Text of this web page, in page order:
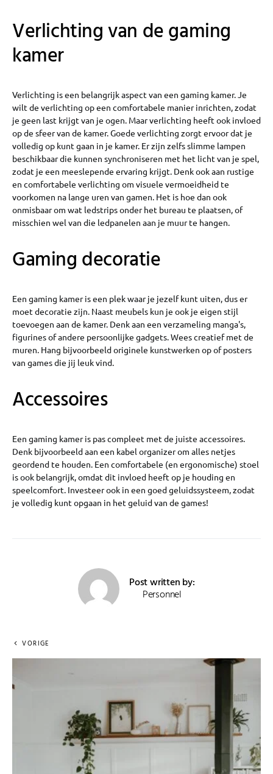
Verlichting van de gaming
kamer
Verlichting is een belangrijk aspect van een gaming kamer. Je
wilt de verlichting op een comfortabele manier inrichten, zodat
je geen last krijgt van je ogen. Maar verlichting heeft ook invloed
op de sfeer van de kamer. Goede verlichting zorgt ervoor dat je
volledig op kunt gaan in je kamer. Er zijn zelfs slimme lampen
beschikbaar die kunnen synchroniseren met het licht van je spel,
zodat je een meeslepende ervaring krijgt. Denk ook aan rustige
en comfortabele verlichting om visuele vermoeidheid te
voorkomen na lange uren van gamen. Het is hoe dan ook
onmisbaar om wat ledstrips onder het bureau te plaatsen, of
misschien wel van die ledpanelen aan je muur te hangen.
Gaming decoratie
Een gaming kamer is een plek waar je jezelf kunt uiten, dus er
moet decoratie zijn. Naast meubels kun je ook je eigen stijl
toevoegen aan de kamer. Denk aan een verzameling manga's,
figurines of andere persoonlijke gadgets. Wees creatief met de
muren. Hang bijvoorbeeld originele kunstwerken op of posters
van games die jij leuk vind.
Accessoires
Een gaming kamer is pas compleet met de juiste accessoires.
Denk bijvoorbeeld aan een kabel organizer om alles netjes
geordend te houden. Een comfortabele (en ergonomische) stoel
is ook belangrijk, omdat dit invloed heeft op je houding en
speelcomfort. Investeer ook in een goed geluidssysteem, zodat
je volledig kunt opgaan in het geluid van de games!
Post written by:
Personnel
VORIGE